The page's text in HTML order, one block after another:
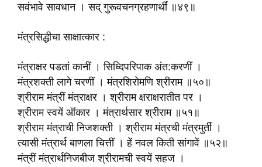
सवंभावे सावधान । सद् गुरूवचनग्रहणार्थीं ॥४९॥
मंत्रसिद्धीचा साक्षात्कार :
मंत्राक्षर पडतां कानीं । सिध्दिपरिपाक अंत:करणीं ।
मंत्रशक्ती लागे चरणीं । मंत्रशिरोमणि श्रीराम ॥५०॥
श्रीराम मंत्रीं मंत्राक्षर । श्रीराम क्षराक्षरातीत पर ।
श्रीराम स्वयें ऒंकार । मंत्रार्थसार श्रीराम ॥५१॥
श्रीराम मंत्राची निजशक्ती । श्रीराम मंत्रची मंत्रमुर्तीं ।
त्यासी मंत्रार्थ बाणला चित्तीं । हें नवल किती सांगावें ॥५२॥
मंत्रीं मंत्रार्थनिजबीज श्रीरामची स्वयें सहज ।